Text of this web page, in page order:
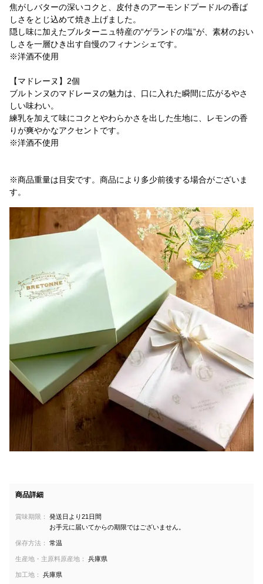
焦がしバターの深いコクと、皮付きのアーモンドプードルの香ば
しさをとじ込めて焼き上げました。
隠し味に加えたブルターニュ特産の“ゲランドの塩”が、素材のおい
しさを一層ひき出す自慢のフィナンシェです。
※洋酒不使用
【マドレーヌ】2個
ブルトンヌのマドレーヌの魅力は、口に入れた瞬間に広がるやさ
しい味わい。
練乳を加えて味にコクとやわらかさを出した生地に、レモンの香
りが爽やかなアクセントです。
※洋酒不使用
※商品重量は目安です。商品により多少前後する場合がございま
す。
商品詳細
賞味期限：
発送日より21日間
お手元に届いてからの期限ではございません。
保存方法： 常温
生産地・主原料原産地： 兵庫県
加工地： 兵庫県